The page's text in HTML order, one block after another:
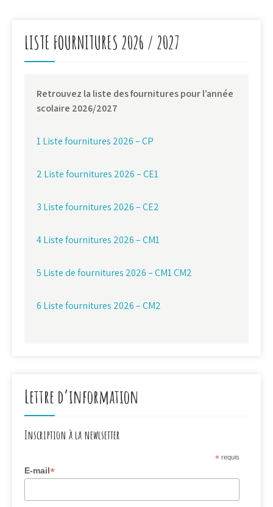
LISTE FOURNITURES 2026 / 2027
Retrouvez la liste des fournitures pour l’année
scolaire 2026/2027
1 Liste fournitures 2026 – CP
2 Liste fournitures 2026 – CE1
3 Liste fournitures 2026 – CE2
4 Liste fournitures 2026 – CM1
5 Liste de fournitures 2026 – CM1 CM2
6 Liste fournitures 2026 – CM2
Lettre d’information
Inscription à la newlsetter
* requis
E-mail*